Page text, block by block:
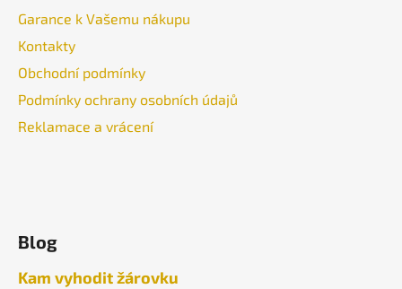
Garance k Vašemu nákupu
Kontakty
Obchodní podmínky
Podmínky ochrany osobních údajů
Reklamace a vrácení
Blog
Kam vyhodit žárovku